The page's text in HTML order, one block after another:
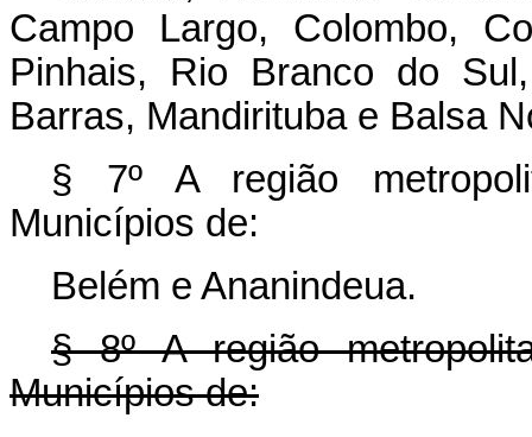
Campo Largo, Colombo,
Pinhais, Rio Branco do
Barras, Mandirituba e Balsa
§ 7º A região
Municípios de:
Belém e Ananindeua.
§ 8º A região
Municípios de: